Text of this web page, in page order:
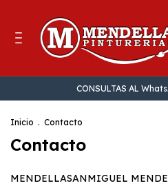
CONSULTAS AL
Inicio . Contacto
Contacto
MENDELLASANMIGUEL